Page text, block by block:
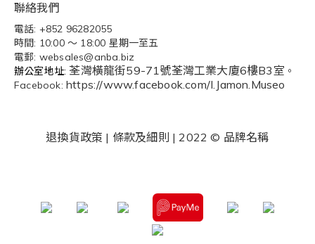
聯絡我們
電話: +852 96282055
時間: 10:00 ～ 18:00 星期一至五
電郵: websales@anba.biz
辦公室地址: 荃灣橫龍街59-71號荃灣工業大廈6樓B3室 。
Facebook: https://www.facebook.com/I.Jamon.Museo
退換貨政策 | 條款及細則 | 2022 © 品牌名稱